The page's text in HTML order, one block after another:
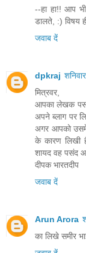
--हा हा!! आप
डालते, :) विषय
जवाब दें
dpkraj
मित्रवर,
आपका लेखक
अपने ब्लाग पर
अगर आपको उसमें
के कारण लिखी
शायद वह पसंद
दीपक भारतदीप
जवाब दें
Arun Arora
का लिखे समीर